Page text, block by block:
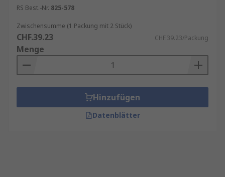
RS Best.-Nr. 825-578
Zwischensumme (1 Packung mit 2 Stück)
CHF.39.23 CHF.39.23/Packung
Menge
Hinzufügen
Datenblätter